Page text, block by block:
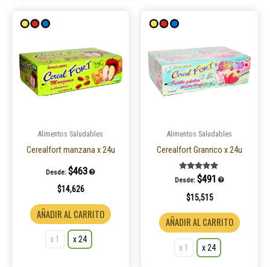
Alimentos Saludables
Cerealfort manzana x 24u
Desde: $463
$14,626
AÑADIR AL CARRITO
múltiples
variantes.
elegir
producto
x 1 x 24
Alimentos Saludables
Cerealfort Granrico x 24u
Valorado en
5.00
Desde: $491
$15,515
AÑADIR AL CARRITO
elegir
x 1 x 24